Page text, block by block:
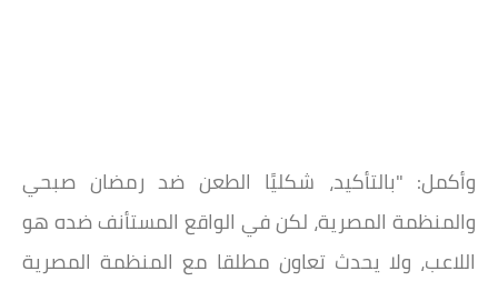
وأكمل: "بالتأكيد، شكليًا الطعن ضد رمضان صبحي
والمنظمة المصرية، لكن في الواقع المستأنف ضده هو
اللاعب، ولا يحدث تعاون مطلقا مع المنظمة المصرية